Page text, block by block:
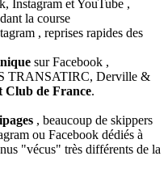
Instagram et YouTube ,
la course
, reprises rapides des
sur Facebook ,
TRANSATIRC, Derville &
Club de France.
, beaucoup de skippers
ou Facebook dédiés à
"vécus" très différents de la